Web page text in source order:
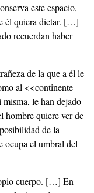
este espacio,
él quiera dictar. […]
recuerdan haber
de la que a él le
al <<continente
le han dejado
hombre quiere ver de
de la
ocupa el umbral del
cuerpo. […] En